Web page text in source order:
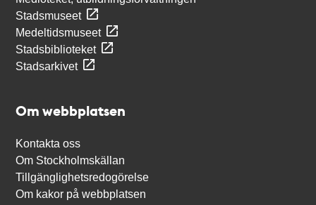
Stadsmuseet
Medeltidsmuseet
Stadsbiblioteket
Stadsarkivet
Om webbplatsen
Kontakta oss
Om Stockholmskällan
Tillgänglighetsredogörelse
Om kakor på webbplatsen